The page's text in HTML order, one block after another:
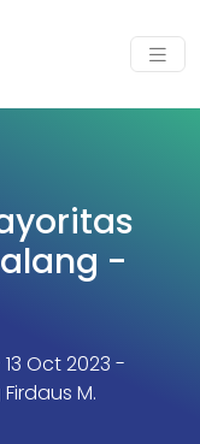
-
Oct 2023 -
M.